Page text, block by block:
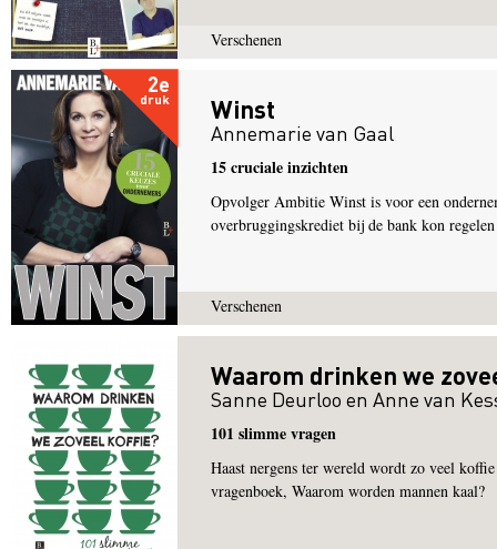
Verschenen
2e
druk Winst
Annemarie van Gaal
15 cruciale inzichten
Opvolger Ambitie Winst is voor een
overbruggingskrediet bij de bank kon
Verschenen
Waarom drinken we
Sanne Deurloo en Anne van
101 slimme vragen
Haast nergens ter wereld wordt zo veel
vragenboek, Waarom worden mannen kaal?